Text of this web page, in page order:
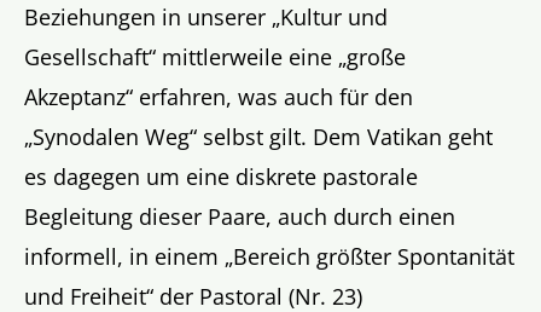
Beziehungen in unserer „Kultur und
Gesellschaft“ mittlerweile eine „große
Akzeptanz“ erfahren, was auch für den
„Synodalen Weg“ selbst gilt. Dem Vatikan geht
es dagegen um eine diskrete pastorale
Begleitung dieser Paare, auch durch einen
informell, in einem „Bereich größter Spontanität
und Freiheit“ der Pastoral (Nr. 23)